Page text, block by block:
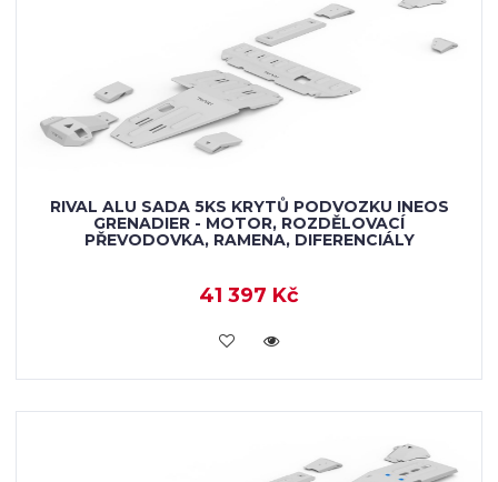
RIVAL ALU SADA 5KS KRYTŮ PODVOZKU INEOS
GRENADIER - MOTOR, ROZDĚLOVACÍ
PŘEVODOVKA, RAMENA, DIFERENCIÁLY
41 397 Kč
KOUPIT